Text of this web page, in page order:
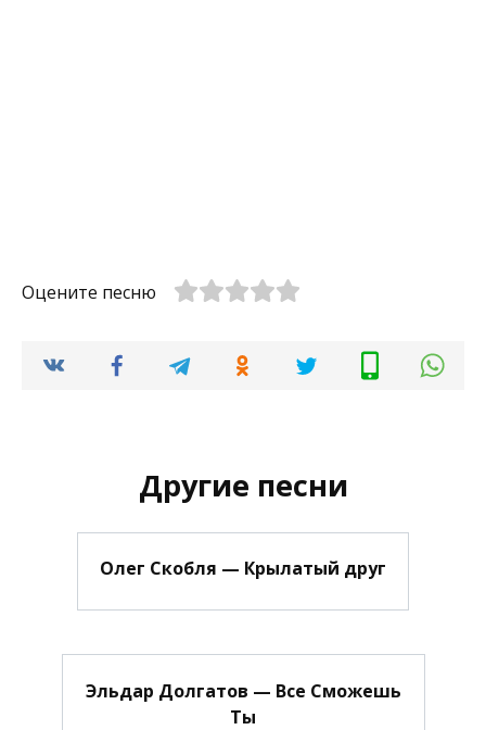
Оцените песню
Другие песни
Олег Скобля — Крылатый друг
Эльдар Долгатов — Все Сможешь
Ты